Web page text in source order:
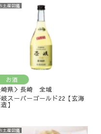
土産図鑑
お酒
崎県＞長崎 全域
スーパーゴールド22【玄海
】
土産図鑑